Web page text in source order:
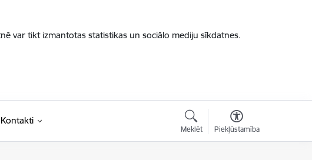
var tikt izmantotas statistikas un sociālo mediju sīkdatnes.
Kontakti
Meklēt Piekļūstamība